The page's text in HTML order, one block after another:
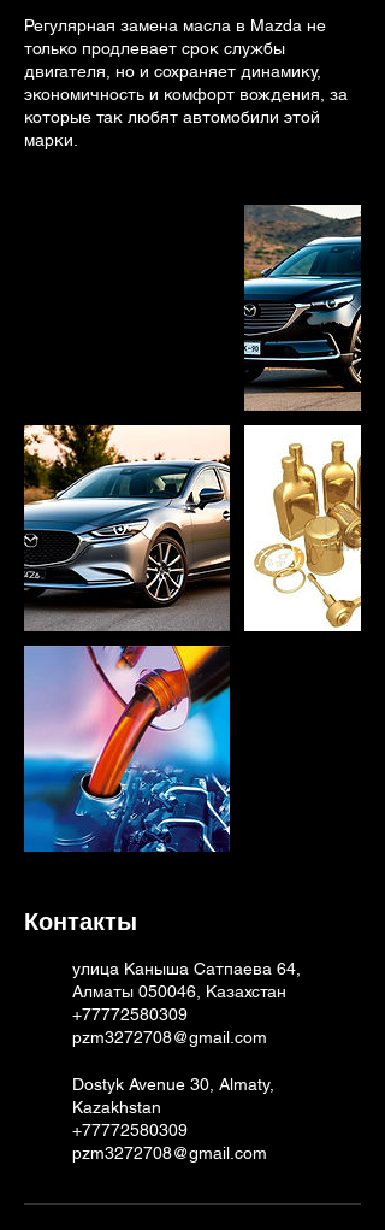
Регулярная замена масла в Mazda не
только продлевает срок службы
двигателя, но и сохраняет динамику,
экономичность и комфорт вождения, за
которые так любят автомобили этой
марки.
Контакты
улица Каныша Сатпаева 64,
Алматы 050046, Казахстан
+77772580309
pzm3272708@gmail.com
Dostyk Avenue 30, Almaty,
Kazakhstan
+77772580309
pzm3272708@gmail.com